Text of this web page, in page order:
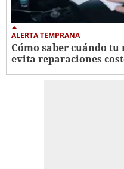
ALERTA TEMPRANA
Cómo saber cuándo
evita reparaciones